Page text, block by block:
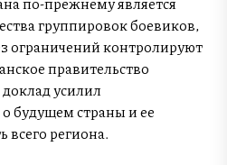
группировок боевиков,
ограничений контролируют
правительство
усилил
будущем страны и ее
всего региона.